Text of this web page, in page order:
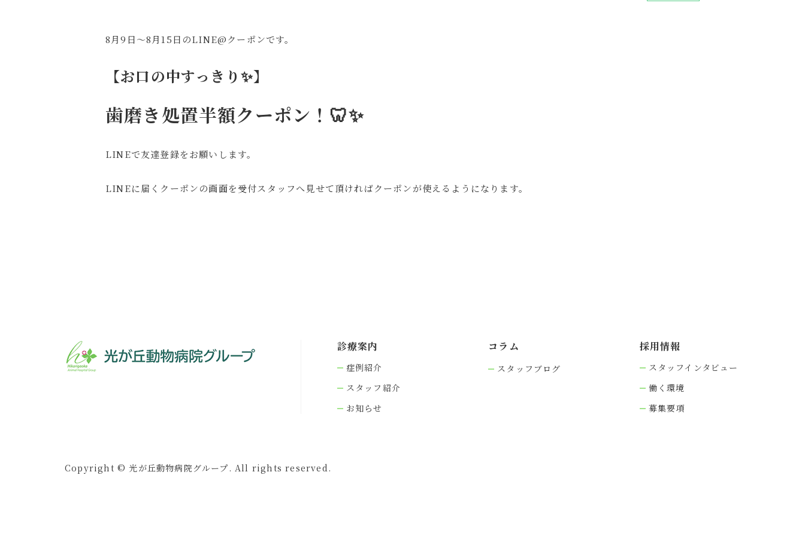
8月9日～8月15日のLINE@クーポンです。
【お口の中すっきり✨】
歯磨き処置半額クーポン！🦷✨
LINEで友達登録をお願いします。
LINEに届くクーポンの画面を受付スタッフへ見せて頂ければクーポンが使えるようになります。
診療案内
症例紹介
スタッフ紹介
お知らせ
コラム
スタッフブログ
採⽤情報
スタッフインタビュー
働く環境
募集要項
Copyright © 光が丘動物病院グループ. All rights reserved.